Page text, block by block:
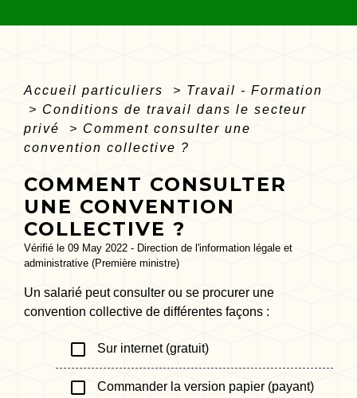
Accueil particuliers > Travail - Formation
> Conditions de travail dans le secteur
privé
> Comment consulter une
convention collective ?
COMMENT CONSULTER
UNE CONVENTION
COLLECTIVE ?
Vérifié le 09 May 2022 - Direction de l'information légale et
administrative (Première ministre)
Un salarié peut consulter ou se procurer une
convention collective de différentes façons :
check_box_outline_blank Sur internet (gratuit)
check_box_outline_blank Commander la version papier (payant)